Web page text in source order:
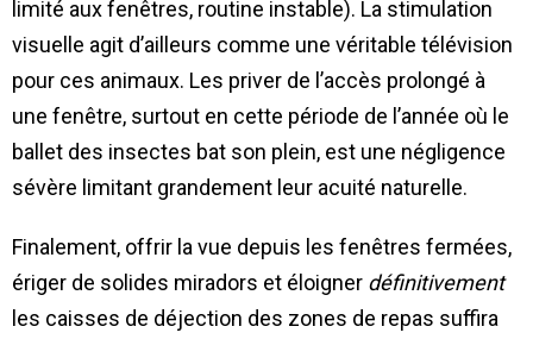
limité aux fenêtres, routine instable). La stimulation
visuelle agit d’ailleurs comme une véritable télévision
pour ces animaux. Les priver de l’accès prolongé à
une fenêtre, surtout en cette période de l’année où le
ballet des insectes bat son plein, est une négligence
sévère limitant grandement leur acuité naturelle.
Finalement, offrir la vue depuis les fenêtres fermées,
ériger de solides miradors et éloigner définitivement
les caisses de déjection des zones de repas suffira